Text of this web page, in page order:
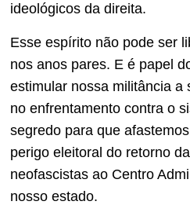
ideológicos da direita.
Esse espírito não pode ser
nos anos pares. E é papel
estimular nossa militância a
no enfrentamento contra o
segredo para que
perigo eleitoral do retorno
neofascistas ao Centro
nosso estado.